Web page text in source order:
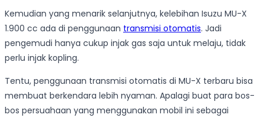
Kemudian yang menarik selanjutnya, kelebihan Isuzu MU-X
1.900 cc ada di penggunaan transmisi otomatis. Jadi
pengemudi hanya cukup injak gas saja untuk melaju, tidak
perlu injak kopling.
Tentu, penggunaan transmisi otomatis di MU-X terbaru bisa
membuat berkendara lebih nyaman. Apalagi buat para bos-
bos persuahaan yang menggunakan mobil ini sebagai